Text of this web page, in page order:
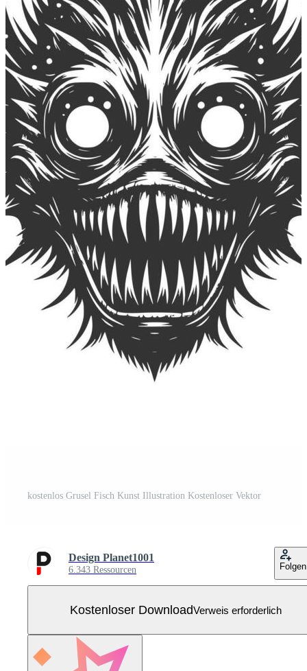
kostenlos Grusel Fisch Kunst Illustration Kostenloser Vektor
Design Planet1001
6.343 Ressourcen Folgen
Kostenloser DownloadVerweis erforderlich